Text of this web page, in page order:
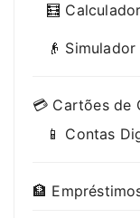
🧮
👴
💳 Cartões de
📱 Contas
🏦